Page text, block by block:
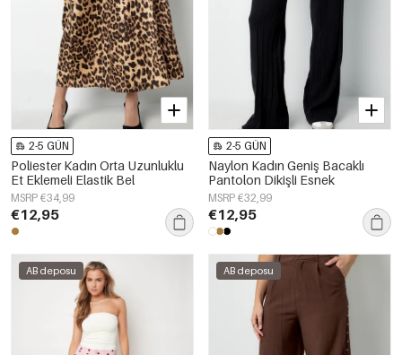
2-5 GÜN
Poliester Kadın Orta Uzunluklu
Et Eklemeli Elastik Bel
MSRP €34,99
€12,95
2-5 GÜN
Naylon Kadın Geniş Bacaklı
Pantolon Dikişli Esnek
MSRP €32,99
€12,95
AB deposu AB deposu